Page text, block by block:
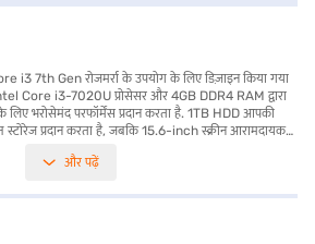
7th Gen रोजमर्रा के उपयोग के लिए डिज़ाइन किया गया
Core i3-7020U प्रोसेसर और 4GB DDR4 RAM द्वारा
भरोसेमंद परफॉर्मेंस प्रदान करता है. 1TB HDD आपकी
स्टोरेज प्रदान करता है, जबकि 15.6-inch स्क्रीन आरामदायक
Windows 10 होम प्री-इंस्टॉल्ड के साथ आता है, जो बॉक्स से
ले जाना आसान है, जो इसे on-the-go प्रोडक्टिविटी के लिए
एक बजट-फ्रेंडली लैपटॉप है जो प्रदर्शन और पोर्टेबिलिटी
करने के लिए बजाज फाइनेंस पर विकल्पों के बारे में जानें या पार्टनर
और पढ़ें